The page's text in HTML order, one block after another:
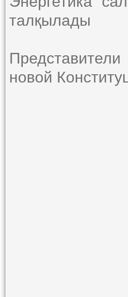
талқылады
новой